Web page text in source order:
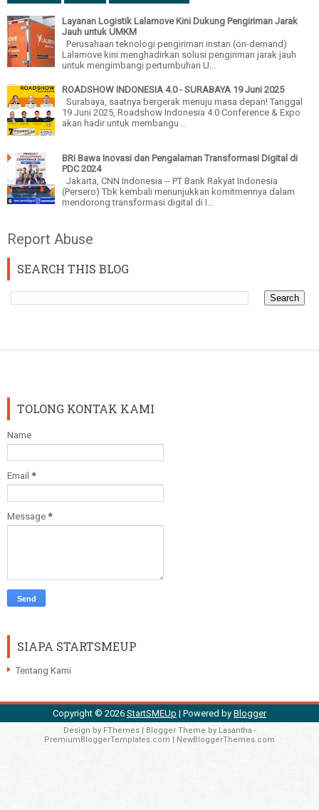
Layanan Logistik Lalamove Kini Dukung Pengiriman Jarak
Jauh untuk UMKM
Perusahaan teknologi pengiriman instan (on-demand)
Lalamove kini menghadirkan solusi pengiriman jarak jauh
untuk mengimbangi pertumbuhan U...
ROADSHOW INDONESIA 4.0 - SURABAYA 19 Juni 2025
Surabaya, saatnya bergerak menuju masa depan! Tanggal
19 Juni 2025, Roadshow Indonesia 4.0 Conference & Expo
akan hadir untuk membangu...
BRI Bawa Inovasi dan Pengalaman Transformasi Digital di
PDC 2024
Jakarta, CNN Indonesia -- PT Bank Rakyat Indonesia
(Persero) Tbk kembali menunjukkan komitmennya dalam
mendorong transformasi digital di I...
Report Abuse
SEARCH THIS BLOG
TOLONG KONTAK KAMI
Name
Email *
Message *
SIAPA STARTSMEUP
Tentang Kami
Copyright © 2026 StartSMEUp | Powered by Blogger
Design by FThemes| Blogger Theme by Lasantha -
PremiumBloggerTemplates.com | NewBloggerThemes.com